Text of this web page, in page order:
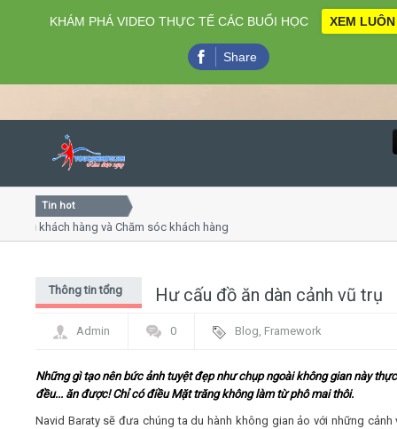
Close
Home
Lịch khai giảng
Tin hot
khách hàng và Chăm sóc khách hàng chuyên nghiệp
Hư cấu đồ ăn dàn cảnh vũ trụ
Thông tin tổng
Admin
0 Blog, Framework
Những gì tạo nên bức ảnh tuyệt đẹp như chụp ngoài không gian này
đều... ăn được! Chỉ có điều Mặt trăng không làm từ phô mai thôi.
Navid Baratysẽ đưa chúng ta du hành không gian ảo với những cảnh
KHÁM PHÁ VIDEO THỰC TẾ CÁC BUỔI HỌC XEM LUÔN
Share